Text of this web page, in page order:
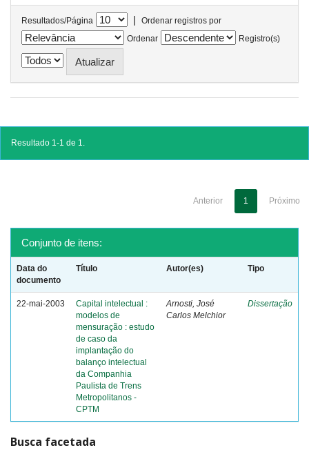
Resultados/Página |
Ordenar registros por
Ordenar
Registro(s)
Resultado 1-1 de 1.
Anterior 1 Próximo
Conjunto de itens:
Data do
documento
Título Autor(es) Tipo
22-mai-2003
Capital intelectual :
modelos de
mensuração : estudo
de caso da
implantação do
balanço intelectual
da Companhia
Paulista de Trens
Metropolitanos -
CPTM
Arnosti, José
Carlos Melchior
Dissertação
Busca facetada